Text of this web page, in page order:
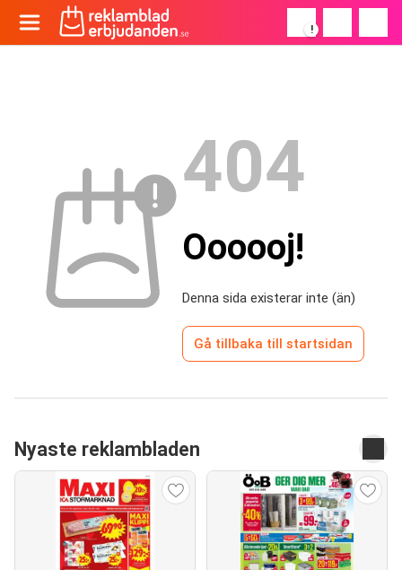
!
404
Oooooj!
Denna sida existerar inte (än)
Gå tillbaka till startsidan
Nyaste reklambladen